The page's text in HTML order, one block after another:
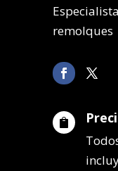
remolques
